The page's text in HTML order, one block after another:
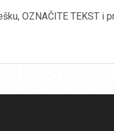
OZNAČITE TEKST i